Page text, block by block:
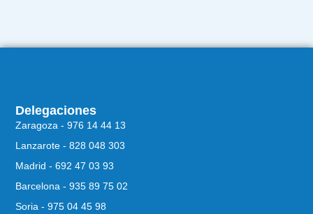
Delegaciones
Zaragoza - 976 14 44 13
Lanzarote - 828 048 303
Madrid - 692 47 03 93
Barcelona - 935 89 75 02
Soria - 975 04 45 98